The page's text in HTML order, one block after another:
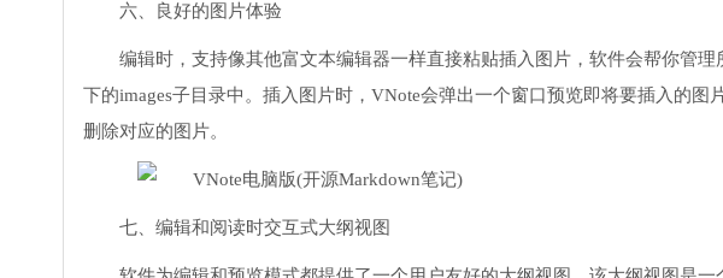
六、良好的图片体验
编辑时，支持像其他富文本编辑器一样直接粘贴插入图片，软件会帮你管
下的images子目录中。插入图片时，VNote会弹出一个窗口预览即将要插入的
删除对应的图片。
七、编辑和阅读时交互式大纲视图